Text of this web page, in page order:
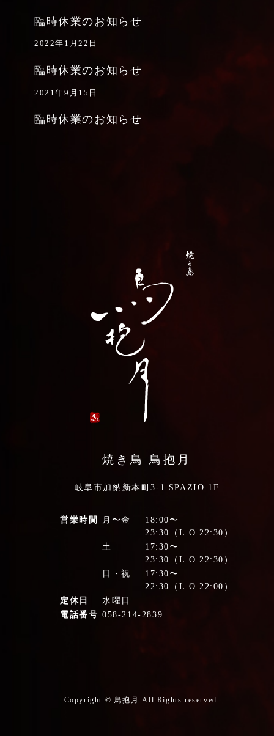
臨時休業のお知らせ
2022年1月22日
臨時休業のお知らせ
2021年9月15日
臨時休業のお知らせ
焼き鳥 鳥抱月
岐阜市加納新本町3-1 SPAZIO 1F
営業時間 月〜金
18:00〜
23:30（L.O.22:30）
土
17:30〜
23:30（L.O.22:30）
日・祝
17:30〜
22:30（L.O.22:00）
定休日
水曜日
電話番号 058-214-2839
Copyright © 鳥抱月 All Rights reserved.